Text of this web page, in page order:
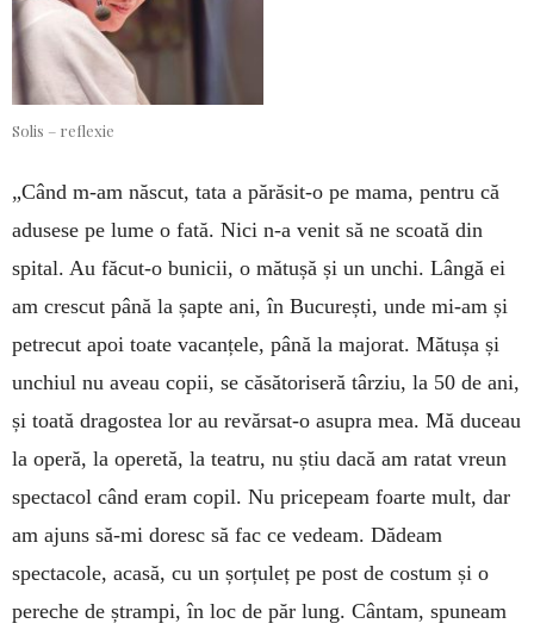
Solis – reflexie
„Când m-am născut, tata a părăsit-o pe mama, pentru că
adusese pe lume o fată. Nici n-a venit să ne scoată din
spital. Au făcut-o bunicii, o mătușă și un unchi. Lângă ei
am crescut până la șapte ani, în București, unde mi-am și
petrecut apoi toate vacanțele, până la majorat. Mătușa și
unchiul nu aveau copii, se căsătoriseră târziu, la 50 de ani,
și toată dragostea lor au revărsat-o asupra mea. Mă duceau
la operă, la operetă, la teatru, nu știu dacă am ratat vreun
spectacol când eram copil. Nu pricepeam foarte mult, dar
am ajuns să-mi doresc să fac ce vedeam. Dădeam
spectacole, acasă, cu un șorțuleț pe post de costum și o
pereche de ștrampi, în loc de păr lung. Cântam, spuneam